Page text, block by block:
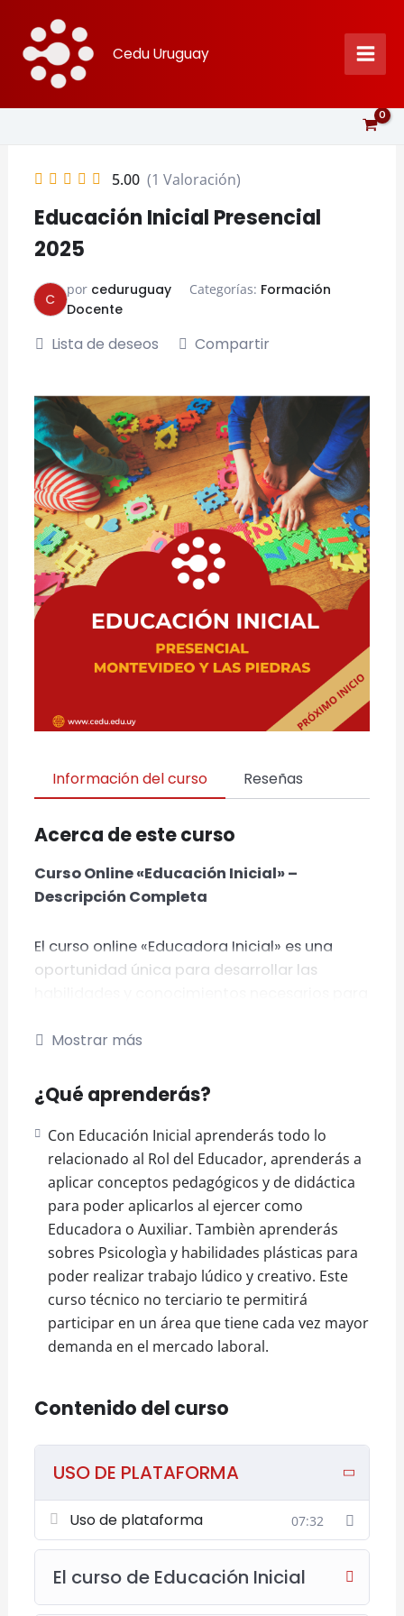
contenido
Cedu Uruguay
5.00 (1 Valoración)
Educación Inicial Presencial
2025
C
por ceduruguay Categorías: Formación
Docente
Lista de deseos Compartir
Información del curso Reseñas
Acerca de este curso
Curso Online «Educación Inicial» –
Descripción Completa
El curso online «Educadora Inicial» es una
oportunidad única para desarrollar las
Ofrecido en una modalidad completamente
tiempos y necesidades, facilitando el acceso
al contenido las 24 horas, todos los días de la
semana. Todo el material está disponible en
nuestra plataforma virtual, que incluye clases
grabadas, tutoriales detallados, ejercicios,
actividades interactivas y evaluaciones.
Además, contarás con tutoría personalizada
para resolver dudas y consultas, asegurando
una experiencia de aprendizaje completa y
enriquecedora.
A lo largo de los cinco módulos que
áreas de conocimiento necesarias para
desempeñar un rol positivo y efectivo en la
vida de los niños pequeños, abarcando desde
aspectos pedagógicos y psicológicos hasta
ayudan en el desarrollo integral infantil.
En el primer módulo, se te introducirá al rol
fundamental del educador en la educación
Mostrar más
¿Qué aprenderás?
Con Educación Inicial aprenderás todo lo
relacionado al Rol del Educador, aprenderás a
aplicar conceptos pedagógicos y de didáctica
para poder aplicarlos al ejercer como
Educadora o Auxiliar. Tambièn aprenderás
sobres Psicologìa y habilidades plásticas para
poder realizar trabajo lúdico y creativo. Este
curso técnico no terciario te permitirá
participar en un área que tiene cada vez mayor
demanda en el mercado laboral.
Contenido del curso
USO DE PLATAFORMA
Uso de plataforma 07:32
El curso de Educación Inicial